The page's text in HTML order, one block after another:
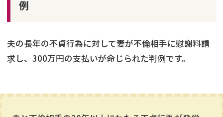
例
夫の長年の不貞行為に対して妻が不倫相手に慰謝料請
求し、300万円の支払いが命じられた判例です。